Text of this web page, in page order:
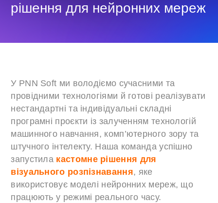
рішення для нейронних мереж
У PNN Soft ми володіємо сучасними та
провідними технологіями й готові реалізувати
нестандартні та індивідуальні складні
програмні проєкти із залученням технологій
машинного навчання, комп’ютерного зору та
штучного інтелекту. Наша команда успішно
запустила кастомне рішення для
візуального розпізнавання, яке
використовує моделі нейронних мереж, що
працюють у режимі реального часу.